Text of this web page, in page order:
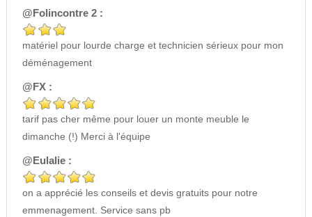
@Folincontre 2 :
matériel pour lourde charge et technicien sérieux pour mon
déménagement
@FX :
tarif pas cher même pour louer un monte meuble le
dimanche (!) Merci à l'équipe
@Eulalie :
on a apprécié les conseils et devis gratuits pour notre
emmenagement. Service sans pb